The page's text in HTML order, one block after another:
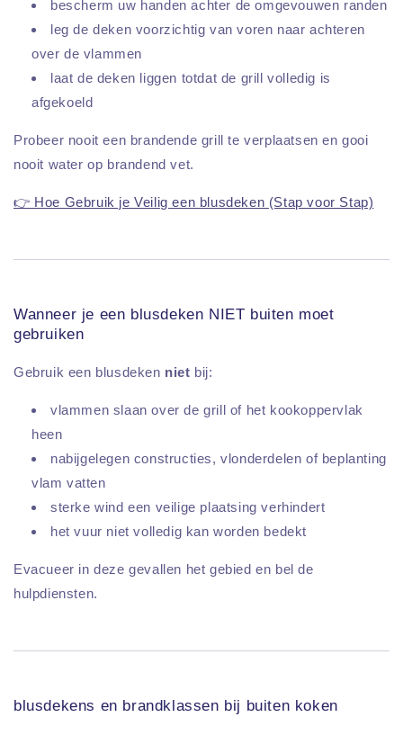
bescherm uw handen achter de omgevouwen randen
leg de deken voorzichtig van voren naar achteren
over de vlammen
laat de deken liggen totdat de grill volledig is
afgekoeld
Probeer nooit een brandende grill te verplaatsen en gooi
nooit water op brandend vet.
👉 Hoe Gebruik je Veilig een blusdeken (Stap voor Stap)
Wanneer je een blusdeken NIET buiten moet
gebruiken
Gebruik een blusdeken niet bij:
vlammen slaan over de grill of het kookoppervlak
heen
nabijgelegen constructies, vlonderdelen of beplanting
vlam vatten
sterke wind een veilige plaatsing verhindert
het vuur niet volledig kan worden bedekt
Evacueer in deze gevallen het gebied en bel de
hulpdiensten.
blusdekens en brandklassen bij buiten koken